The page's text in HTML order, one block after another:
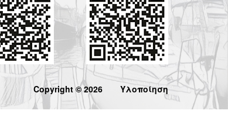
Copyright © 2026 Υλοποίηση